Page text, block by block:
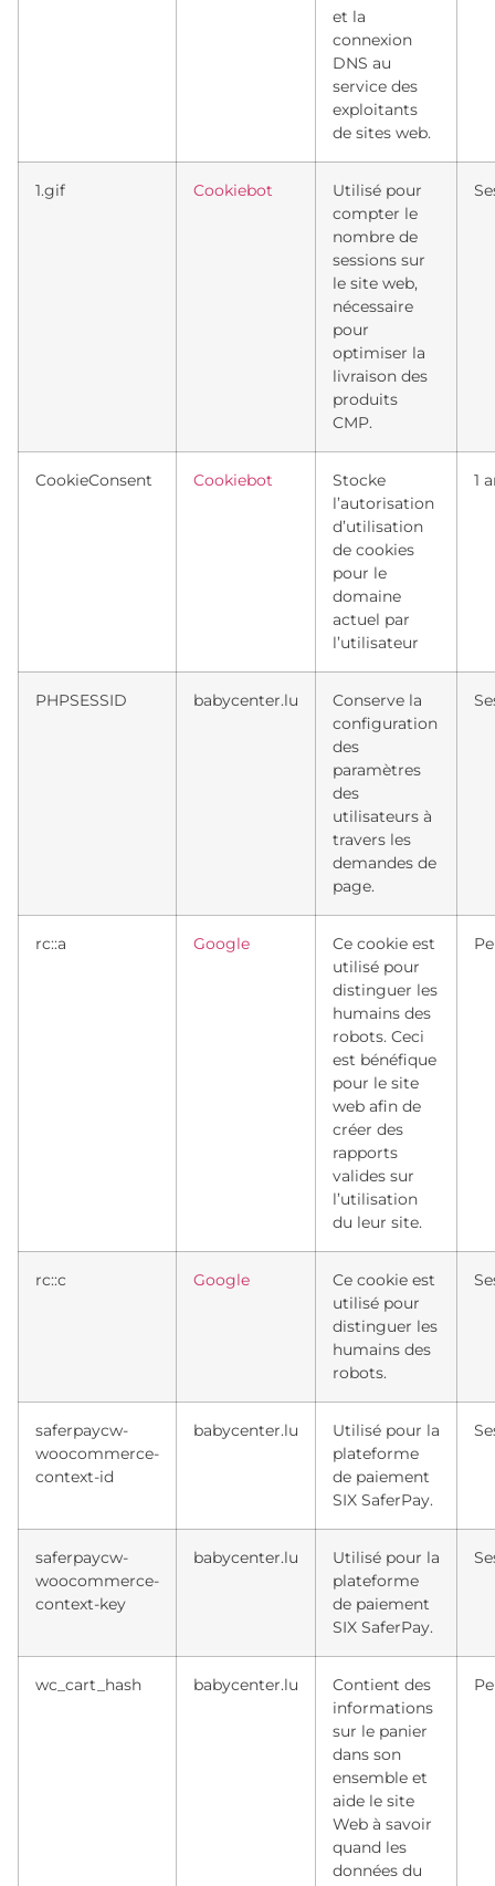
et la
connexion
DNS au
service des
exploitants
de sites web.
1.gif Cookiebot
Utilisé pour
compter le
nombre de
sessions sur
le site web,
nécessaire
pour
optimiser la
livraison des
produits
CMP.
CookieConsent Cookiebot
Stocke
l’autorisation
d’utilisation
de cookies
pour le
domaine
actuel par
l’utilisateur
1
PHPSESSID babycenter.lu
Conserve la
configuration
des
paramètres
des
utilisateurs à
travers les
demandes de
page.
rc::a Google
Ce cookie est
utilisé pour
distinguer les
humains des
robots. Ceci
est bénéfique
pour le site
web afin de
créer des
rapports
valides sur
l’utilisation
du leur site.
rc::c Google
Ce cookie est
utilisé pour
distinguer les
humains des
robots.
saferpaycw-
woocommerce-
context-id
babycenter.lu
Utilisé pour la
plateforme
de paiement
SIX SaferPay.
saferpaycw-
woocommerce-
context-key
babycenter.lu
Utilisé pour la
plateforme
de paiement
SIX SaferPay.
wc_cart_hash babycenter.lu
Contient des
informations
sur le panier
dans son
ensemble et
aide le site
Web à savoir
quand les
données du